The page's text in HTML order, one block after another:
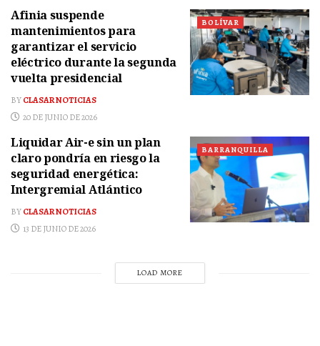
BOLÍVAR
Afinia suspende
mantenimientos para
garantizar el servicio
eléctrico durante la segunda
vuelta presidencial
BYCLASAR NOTICIAS
20 DE JUNIO DE 2026
BARRANQUILLA
Liquidar Air-e sin un plan
claro pondría en riesgo la
seguridad energética:
Intergremial Atlántico
BYCLASAR NOTICIAS
13 DE JUNIO DE 2026
LOAD MORE